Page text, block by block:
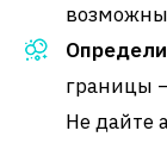
границы
Не дайте